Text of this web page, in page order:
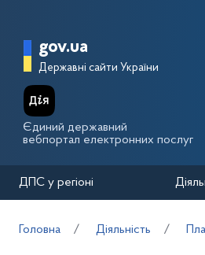
Головна
gov.ua
Державні сайти України
Єдиний державний
вебпортал електронних послуг
ДПС у регіоні
Головна Діяльність